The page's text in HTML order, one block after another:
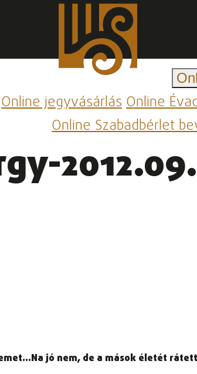
Online jegyvásárlásOnline
Online Szabadbérlet
jó nem, de a mások életét